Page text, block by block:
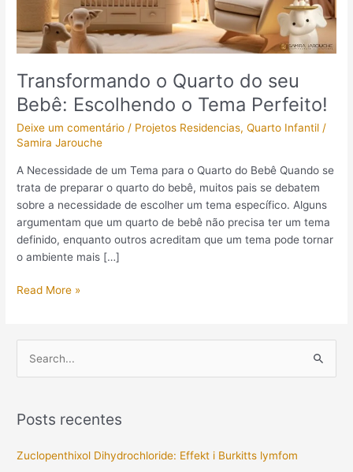
Transformando o Quarto do seu
Bebê: Escolhendo o Tema Perfeito!
Deixe um comentário / Projetos Residencias,Quarto Infantil /
Samira Jarouche
A Necessidade de um Tema para o Quarto do Bebê Quando se
trata de preparar o quarto do bebê, muitos pais se debatem
sobre a necessidade de escolher um tema específico. Alguns
argumentam que um quarto de bebê não precisa ter um tema
definido, enquanto outros acreditam que um tema pode tornar
o ambiente mais […]
Tema
Perfeito!
Read More »
qPosts recentes
Zuclopenthixol Dihydrochloride: Effekt i Burkitts lymfom